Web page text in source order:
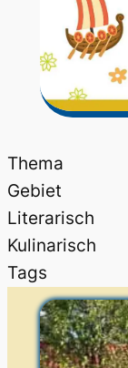
Thema
Gebiet
Literarisch
Kulinarisch
Tags